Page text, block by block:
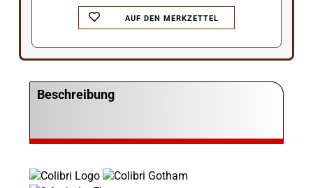
AUF DEN MERKZETTEL
Beschreibung